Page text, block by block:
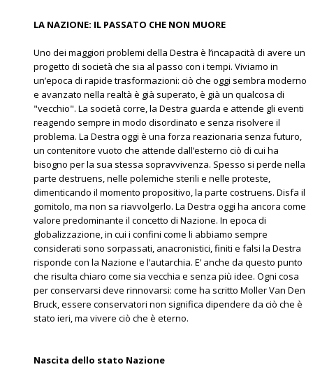
LA NAZIONE: IL PASSATO CHE NON MUORE
Uno dei maggiori problemi della Destra è l’incapacità di avere un
progetto di società che sia al passo con i tempi. Viviamo in
un’epoca di rapide trasformazioni: ciò che oggi sembra moderno
e avanzato nella realtà è già superato, è già un qualcosa di
"vecchio". La società corre, la Destra guarda e attende gli eventi
reagendo sempre in modo disordinato e senza risolvere il
problema. La Destra oggi è una forza reazionaria senza futuro,
un contenitore vuoto che attende dall’esterno ciò di cui ha
bisogno per la sua stessa sopravvivenza. Spesso si perde nella
parte destruens, nelle polemiche sterili e nelle proteste,
dimenticando il momento propositivo, la parte costruens. Disfa il
gomitolo, ma non sa riavvolgerlo. La Destra oggi ha ancora come
valore predominante il concetto di Nazione. In epoca di
globalizzazione, in cui i confini come li abbiamo sempre
considerati sono sorpassati, anacronistici, finiti e falsi la Destra
risponde con la Nazione e l’autarchia. E’ anche da questo punto
che risulta chiaro come sia vecchia e senza più idee. Ogni cosa
per conservarsi deve rinnovarsi: come ha scritto Moller Van Den
Bruck, essere conservatori non significa dipendere da ciò che è
stato ieri, ma vivere ciò che è eterno.
Nascita dello stato Nazione